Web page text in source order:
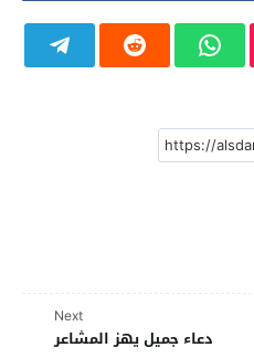
Next
دعاء جميل يهز المشاعر